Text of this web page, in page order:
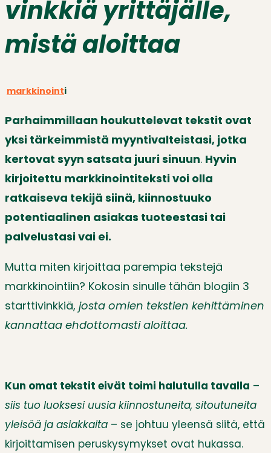
vinkkiä yrittäjälle,
mistä aloittaa
markkinointi
Parhaimmillaan houkuttelevat tekstit ovat
yksi tärkeimmistä myyntivalteistasi, jotka
kertovat syyn satsata juuri sinuun. Hyvin
kirjoitettu markkinointiteksti voi olla
ratkaiseva tekijä siinä, kiinnostuuko
potentiaalinen asiakas tuoteestasi tai
palvelustasi vai ei.
Mutta miten kirjoittaa parempia tekstejä
markkinointiin? Kokosin sinulle tähän blogiin 3
starttivinkkiä, josta omien tekstien kehittäminen
kannattaa ehdottomasti aloittaa.
Kun omat tekstit eivät toimi halutulla tavalla –
siis tuo luoksesi uusia kiinnostuneita, sitoutuneita
yleisöä ja asiakkaita – se johtuu yleensä siitä, että
kirjoittamisen peruskysymykset ovat hukassa.